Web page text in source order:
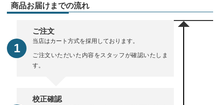
商品お届けまでの流れ
ご注文
当店はカート方式を採用しております。
ご注文いただいた内容をスタッフが確認いたしま
す。
校正確認